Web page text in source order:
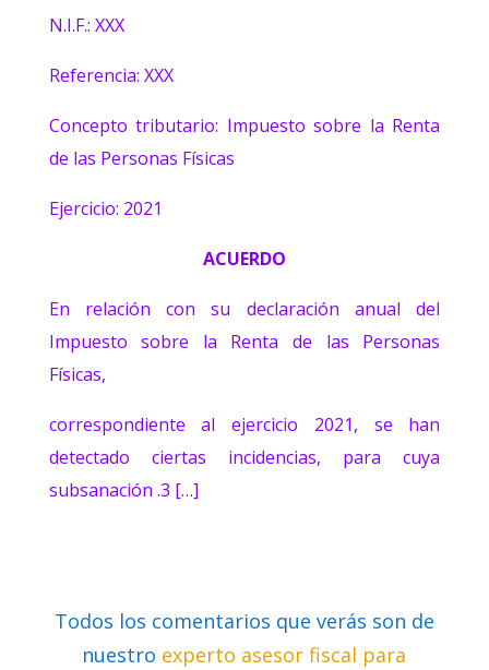
N.I.F.: XXX
Referencia: XXX
Concepto tributario: Impuesto sobre la Renta
de las Personas Físicas
Ejercicio: 2021
ACUERDO
En relación con su declaración anual del
Impuesto sobre la Renta de las Personas
Físicas,
correspondiente al ejercicio 2021, se han
detectado ciertas incidencias, para cuya
subsanación .3 […]
Todos los comentarios que verás son de
nuestro experto asesor fiscal para